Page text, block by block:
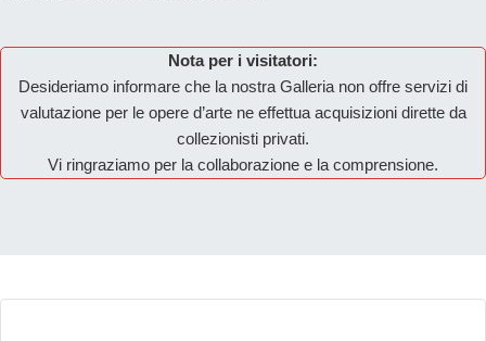
Nota per i visitatori:
Desideriamo informare che la nostra Galleria non offre servizi di
valutazione per le opere d’arte ne effettua acquisizioni dirette da
collezionisti privati.
Vi ringraziamo per la collaborazione e la comprensione.